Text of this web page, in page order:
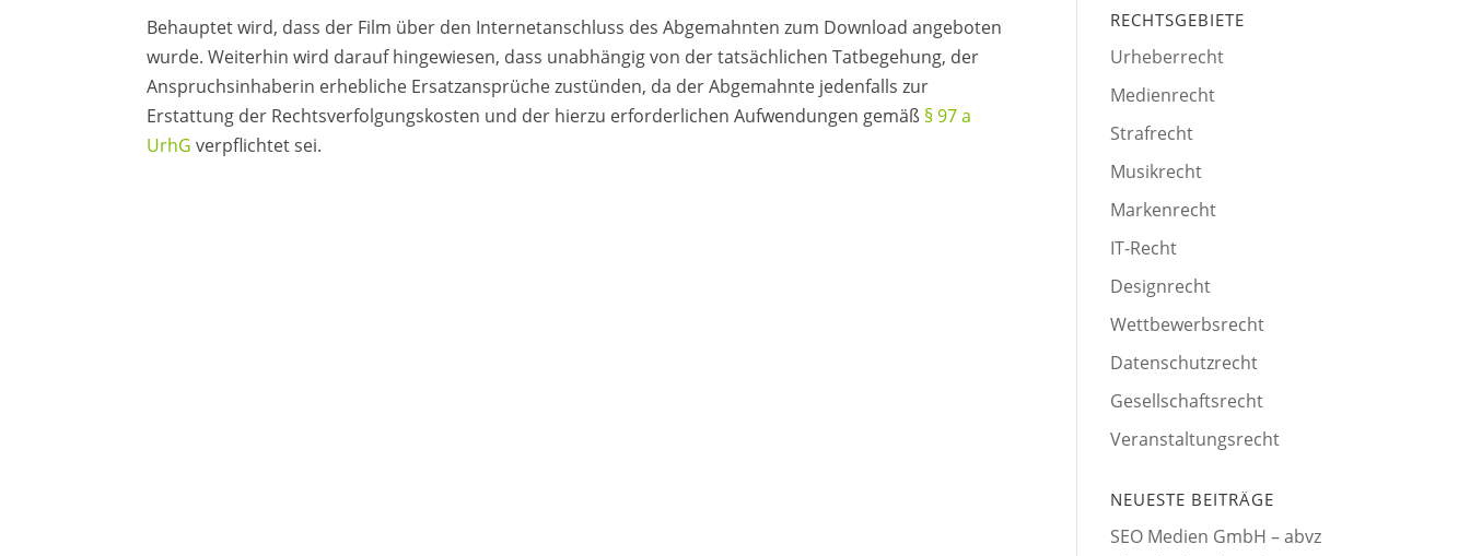
Behauptet wird, dass der Film über den Internetanschluss des Abgemahnten zum Download angeboten
wurde. Weiterhin wird darauf hingewiesen, dass unabhängig von der tatsächlichen Tatbegehung, der
Anspruchsinhaberin erhebliche Ersatzansprüche zustünden, da der Abgemahnte jedenfalls zur
Erstattung der Rechtsverfolgungskosten und der hierzu erforderlichen Aufwendungen gemäß § 97 a
UrhG verpflichtet sei.
RECHTSGEBIETE
Urheberrecht
Medienrecht
Strafrecht
Musikrecht
Markenrecht
IT-Recht
Designrecht
Wettbewerbsrecht
Datenschutzrecht
Gesellschaftsrecht
Veranstaltungsrecht
NEUESTE BEITRÄGE
SEO Medien GmbH – abvz